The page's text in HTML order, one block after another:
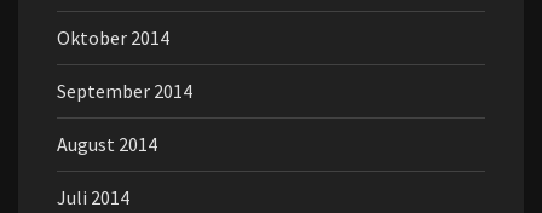
Oktober 2014
September 2014
August 2014
Juli 2014